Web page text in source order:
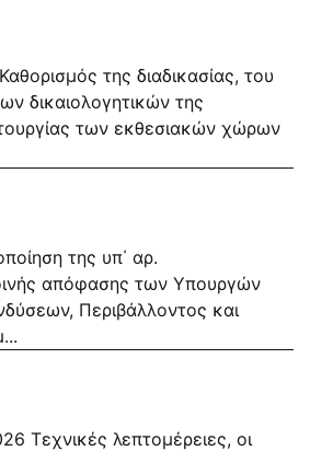
της διαδικασίας, του
δικαιολογητικών της
των εκθεσιακών χώρων
της υπ΄ αρ.
απόφασης των Υπουργών
Περιβάλλοντος και
Τεχνικές λεπτομέρειες, οι